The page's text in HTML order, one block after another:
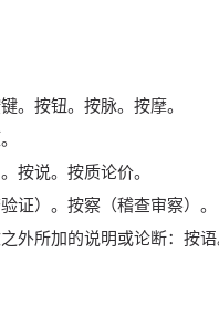
。按钮。按脉。按摩。
按说。按质论价。
证）。按察（稽查审察）。
外所加的说明或论断：按语